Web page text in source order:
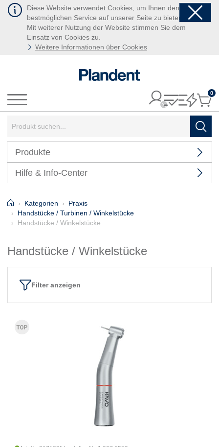
Diese Website verwendet Cookies, um Ihnen den
bestmöglichen Service auf unserer Seite zu bieten.
Mit weiterer Nutzung der Website stimmen Sie dem
Einsatz von Cookies zu.
Weitere Informationen über Cookies
Menü
0
Produkte
Hilfe & Info-Center
HomeKategorien
Praxis
Handstücke / Turbinen / Winkelstücke
Handstücke / Winkelstücke
Handstücke / Winkelstücke
Filter anzeigen